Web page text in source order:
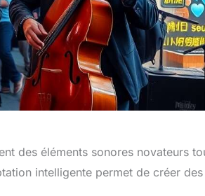
des éléments sonores novateurs
intelligente permet de créer des